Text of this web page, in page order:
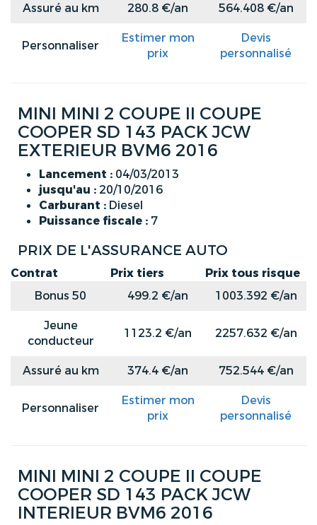
Assuré au km 280.8 €/an 564.408 €/an
Personnaliser
Estimer mon
prix
Devis
personnalisé
MINI MINI 2 COUPE II COUPE
COOPER SD 143 PACK JCW
EXTERIEUR BVM6 2016
Lancement : 04/03/2013
jusqu'au : 20/10/2016
Carburant : Diesel
Puissance fiscale : 7
PRIX DE L'ASSURANCE AUTO
Contrat Prix tiers
Prix tous risque
Bonus 50
499.2 €/an
1003.392 €/an
Jeune
conducteur
1123.2 €/an 2257.632 €/an
Assuré au km 374.4 €/an 752.544 €/an
Personnaliser
Estimer mon
prix
Devis
personnalisé
MINI MINI 2 COUPE II COUPE
COOPER SD 143 PACK JCW
INTERIEUR BVM6 2016